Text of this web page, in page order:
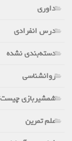
داوری
درس انفرادی
دسته‌بندی نشده
روانشناسی
شمشیربازی چیست؟
علم تمرین